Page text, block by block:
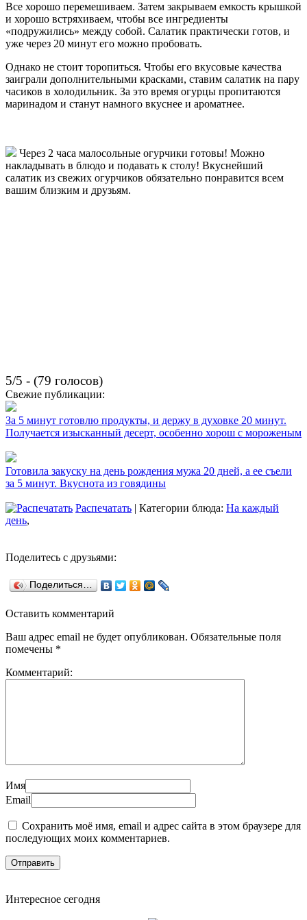
Все хорошо перемешиваем. Затем закрываем емкость крышкой
и хорошо встряхиваем, чтобы все ингредиенты
«подружились» между собой. Салатик практически готов, и
уже через 20 минут его можно пробовать.
Однако не стоит торопиться. Чтобы его вкусовые качества
заиграли дополнительными красками, ставим салатик на пару
часиков в холодильник. За это время огурцы пропитаются
маринадом и станут намного вкуснее и ароматнее.
Через 2 часа малосольные огурчики готовы! Можно
накладывать в блюдо и подавать к столу! Вкуснейший
салатик из свежих огурчиков обязательно понравится всем
вашим близким и друзьям.
5/5 - (79 голосов)
Свежие публикации:
За 5 минут готовлю продукты, и держу в духовке 20 минут.
Получается изысканный десерт, особенно хорош с мороженым
Готовила закуску на день рождения мужа 20 дней, а ее съели
за 5 минут. Вкуснота из говядины
Распечатать | Категории блюда: На каждый
день,
Поделитесь с друзьями:
Поделиться…
Оставить комментарий
Ваш адрес email не будет опубликован. Обязательные поля
помечены *
Комментарий:
Имя
Email
Сохранить моё имя, email и адрес сайта в этом браузере для
последующих моих комментариев.
Интересное сегодня